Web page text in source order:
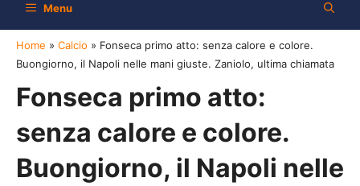
Menu
Home » Calcio » Fonseca primo atto: senza calore e colore.
Buongiorno, il Napoli nelle mani giuste. Zaniolo, ultima chiamata
Fonseca primo atto:
senza calore e colore.
Buongiorno, il Napoli nelle